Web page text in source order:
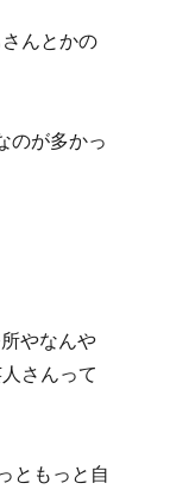
んとかの
のが多かっ
やなんや
さんって
ともっと自